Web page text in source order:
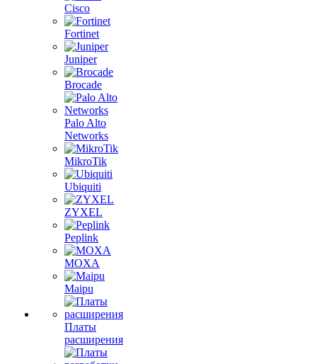
Cisco
Fortinet
Juniper
Brocade
Palo Alto
Networks
MikroTik
Ubiquiti
ZYXEL
Peplink
MOXA
Maipu
Платы
расширения